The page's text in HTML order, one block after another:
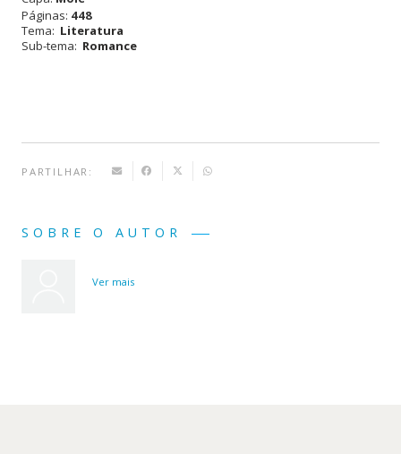
Páginas: 448
Tema: Literatura
Sub-tema: Romance
PARTILHAR:
SOBRE O AUTOR
Ver mais